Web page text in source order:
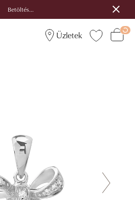
Betöltés...
Üzletek